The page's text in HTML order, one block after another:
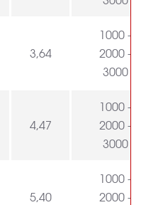
3,64
1000 -
2000 -
3000
4,47
1000 -
2000 -
3000
5,40
1000 -
2000 -